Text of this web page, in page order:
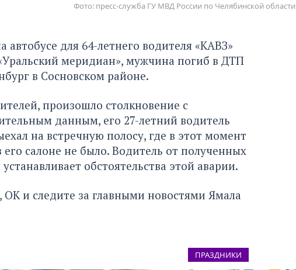
Фото: пресс-служба ГУ МВД России по Челябинской области
автобусе для 64-летнего водителя «КАВЗ»
меридиан», мужчина погиб в ДТП
в Сосновском районе.
произошло столкновение с
данным, его 27-летний водитель
на встречную полосу, где в этот момент
его салоне не было. Водитель от полученных
обстоятельства этой аварии.
ОКи следите за главными новостями Ямала
ПРАЗДНИКИ